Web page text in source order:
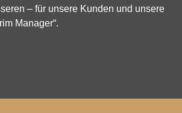
– für unsere Kunden und unsere
Manager“.